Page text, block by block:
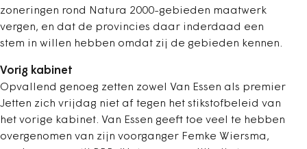
zoneringen rond Natura 2000-gebieden maatwerk
vergen, en dat de provincies daar inderdaad een
stem in willen hebben omdat zij de gebieden kennen.
Vorig kabinet
Opvallend genoeg zetten zowel Van Essen als premier
Jetten zich vrijdag niet af tegen het stikstofbeleid van
het vorige kabinet. Van Essen geeft toe veel te hebben
overgenomen van zijn voorganger Femke Wiersma,